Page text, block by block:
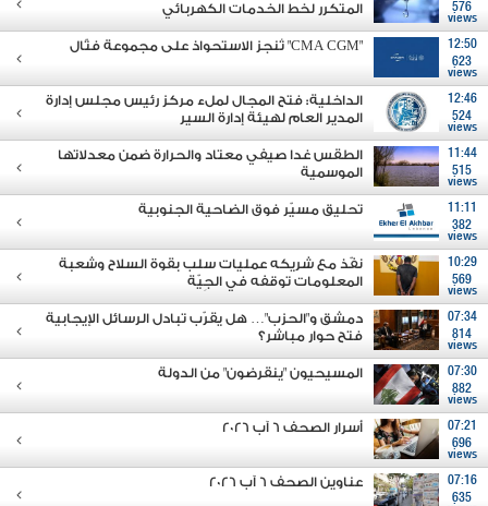
576
views
المتكرر لخط الخدمات الكهربائي
12:50
623
views
"CMA CGM" تُنجز الاستحواذ على مجموعة فتّال
12:46
524
views
الداخلية: فتح المجال لملء مركز رئيس مجلس إدارة
المدير العام لهيئة إدارة السير
11:44
515
views
الطقس غدا صيفي معتاد والحرارة ضمن معدلاتها
الموسمية
11:11
382
views
تحليق مسيّر فوق الضاحية الجنوبية
10:29
569
views
نفّذ مع شريكه عمليات سلب بقوة السلاح وشعبة
المعلومات توقفه في الجِيّة
07:34
814
views
دمشق و"الحزب"… هل يقرّب تبادل الرسائل الإيجابية
فتح حوار مباشر؟
07:30
882
views
المسيحيون "ينقرضون" من الدولة
07:21
696
views
أسرار الصحف 6 آب 2026
07:16
635
عناوين الصحف 6 آب 2026